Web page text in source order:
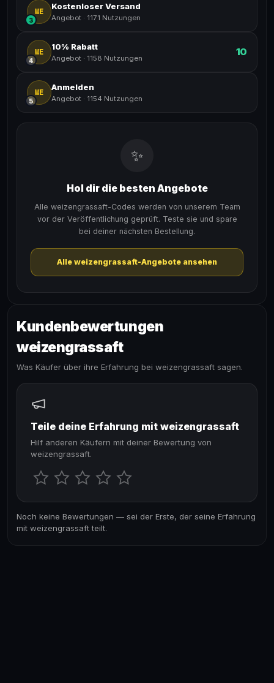
WE
3
Kostenloser Versand
Angebot · 1171 Nutzungen
WE
4
10% Rabatt
Angebot · 1158 Nutzungen
10
WE
5
Anmelden
Angebot · 1154 Nutzungen
✨
Hol dir die besten Angebote
Alle weizengrassaft-Codes werden von unserem Team
vor der Veröffentlichung geprüft. Teste sie und spare
bei deiner nächsten Bestellung.
Alle weizengrassaft-Angebote ansehen
Kundenbewertungen
weizengrassaft
Was Käufer über ihre Erfahrung bei weizengrassaft sagen.
Teile deine Erfahrung mit weizengrassaft
Hilf anderen Käufern mit deiner Bewertung von
weizengrassaft.
Noch keine Bewertungen — sei der Erste, der seine Erfahrung
mit weizengrassaft teilt.